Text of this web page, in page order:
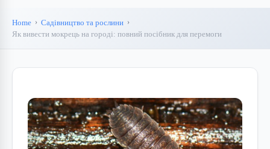
Home
Садівництво та рослини
Як вивести мокрець на городі: повний посібник для перемоги